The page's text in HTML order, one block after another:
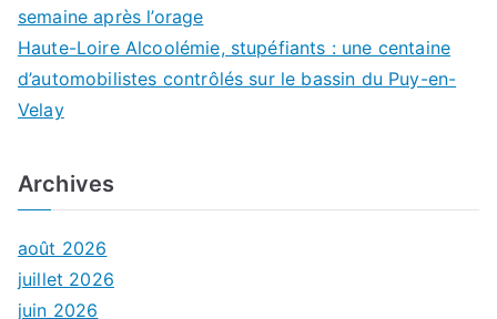
semaine après l’orage
Haute-Loire Alcoolémie, stupéfiants : une centaine
d’automobilistes contrôlés sur le bassin du Puy-en-
Velay
Archives
août 2026
juillet 2026
juin 2026